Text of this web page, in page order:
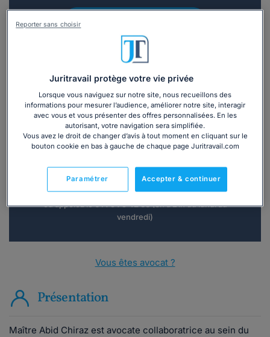
Recevoir des devis d'avocats
Vous souhaitez une consultation par
téléphone ?
Consulter immédiatement
ou appelez le01 75 75 42 33(8h à 21h du lundi au
vendredi)
Vous êtes avocat ?
Présentation
Maître Abid Chiraz est avocate collaboratrice au sein du
Juritravail protège votre vie privée
Lorsque vous naviguez sur notre site, nous recueillons des
informations pour mesurer l’audience, améliorer notre site, interagir
avec vous et vous présenter des offres personnalisées. En les
autorisant, votre navigation sera simplifiée.
Vous avez le droit de changer d’avis à tout moment en cliquant sur le
bouton cookie en bas à gauche de chaque page Juritravail.com
Accepter & continuer
Paramétrer
Reporter sans choisir